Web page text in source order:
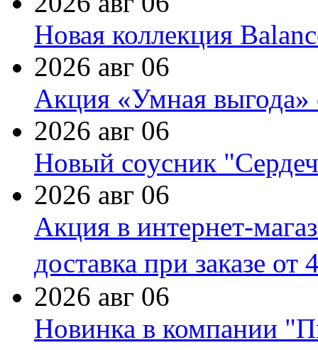
Новая коллекция
2026 авг 06
Акция «Умная выгода»
2026 авг 06
Новый соусник
2026 авг 06
Акция в интернет-
доставка при заказе от
2026 авг 06
Новинка в компании